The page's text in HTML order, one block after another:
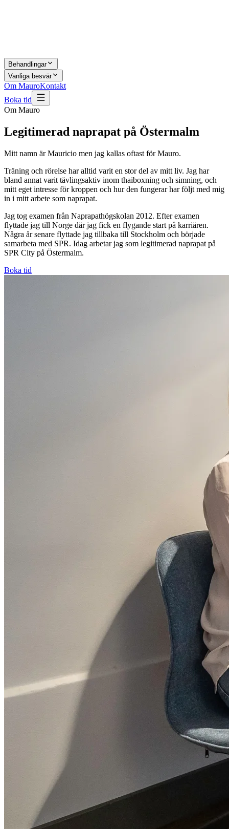
Behandlingar
Vanliga besvär
Om MauroKontakt
Boka tid
Om Mauro
Legitimerad naprapat på Östermalm
Mitt namn är Mauricio men jag kallas oftast för Mauro.
Träning och rörelse har alltid varit en stor del av mitt liv. Jag har
bland annat varit tävlingsaktiv inom thaiboxning och simning, och
mitt eget intresse för kroppen och hur den fungerar har följt med mig
in i mitt arbete som naprapat.
Jag tog examen från Naprapathögskolan 2012. Efter examen
flyttade jag till Norge där jag fick en flygande start på karriären.
Några år senare flyttade jag tillbaka till Stockholm och började
samarbeta med SPR. Idag arbetar jag som legitimerad naprapat på
SPR City på Östermalm.
Boka tid